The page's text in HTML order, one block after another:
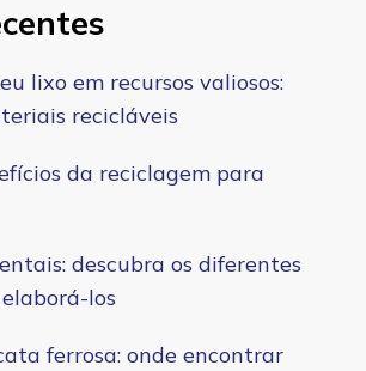
lixo em recursos valiosos:
recicláveis
da reciclagem para
descubra os diferentes
los
ferrosa: onde encontrar